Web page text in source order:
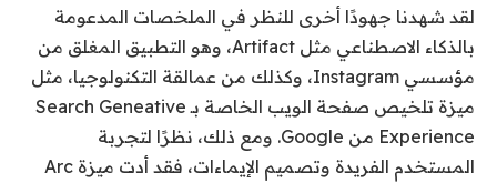
لقد شهدنا جهودًا أخرى للنظر في الملخصات المدعومة
بالذكاء الاصطناعي مثل Artifact، وهو التطبيق المغلق من
مؤسسي Instagram، وكذلك من عمالقة التكنولوجيا، مثل
ميزة تلخيص صفحة الويب الخاصة بـ Search Geneative
Experience من Google. ومع ذلك، نظرًا لتجربة
المستخدم الفريدة وتصميم الإيماءات، فقد أدت ميزة Arc